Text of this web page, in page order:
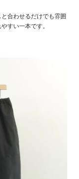
合わせるだけでも雰囲
すい一本です。